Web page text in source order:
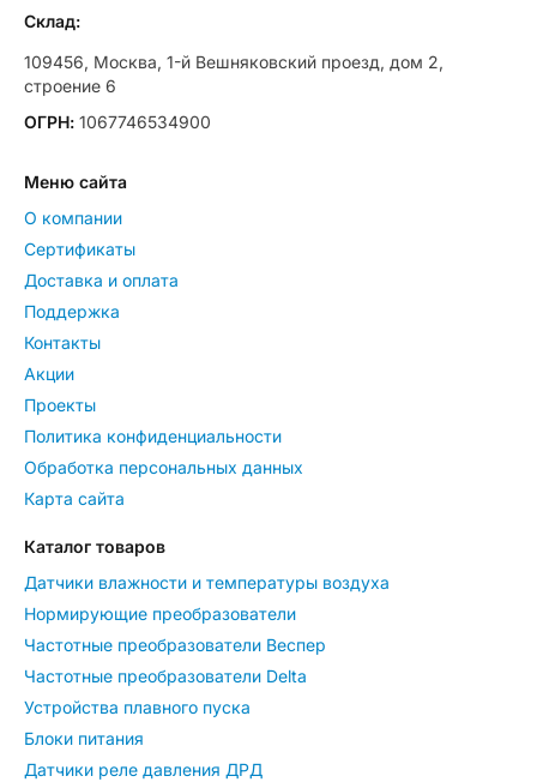
Склад:
109456, Москва, 1-й Вешняковский проезд, дом 2,
строение 6
ОГРН: 1067746534900
Меню сайта
О компании
Сертификаты
Доставка и оплата
Поддержка
Контакты
Акции
Проекты
Политика конфиденциальности
Обработка персональных данных
Карта сайта
Каталог товаров
Датчики влажности и температуры воздуха
Нормирующие преобразователи
Частотные преобразователи Веспер
Частотные преобразователи Delta
Устройства плавного пуска
Блоки питания
Датчики реле давления ДРД